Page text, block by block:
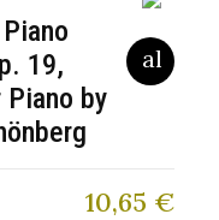
19,
by
10,65 €